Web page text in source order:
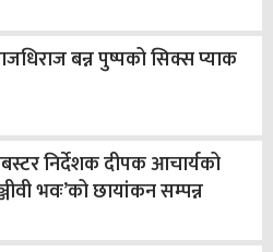
बन्न पुष्पको सिक्स प्याक
निर्देशक दीपक आचार्यको
भवः’को छायांकन सम्पन्न